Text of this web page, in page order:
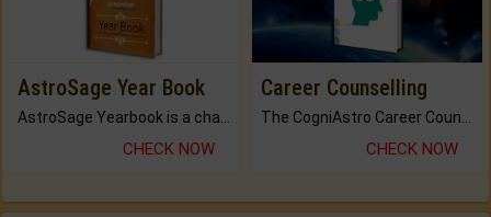
AstroSage Year Book
AstroSage Yearbook is a channel to fulfill your dreams and destiny.
CHECK NOW
Career Counselling
The CogniAstro Career Counselling Report is the most comprehensive report available on this topic.
CHECK NOW